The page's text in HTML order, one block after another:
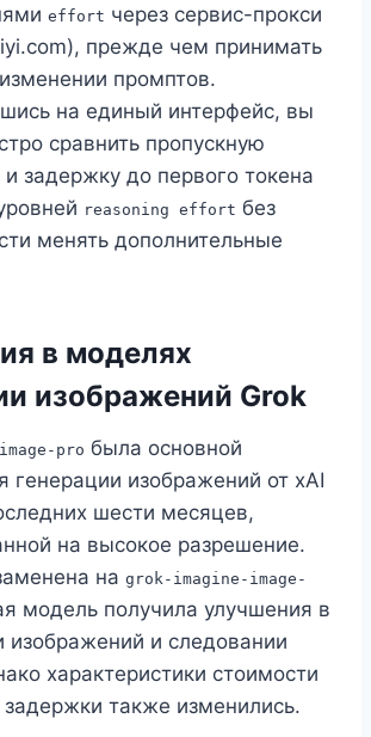
effort через сервис-прокси
прежде чем принимать
промптов.
на единый интерфейс, вы
сравнить пропускную
и задержку до первого токена
reasoning effort без
менять дополнительные
в моделях
изображений Grok
pro была основной
генерации изображений от xAI
шести месяцев,
на высокое разрешение.
на grok-imagine-image-
модель получила улучшения в
изображений и следовании
характеристики стоимости
задержки также изменились.